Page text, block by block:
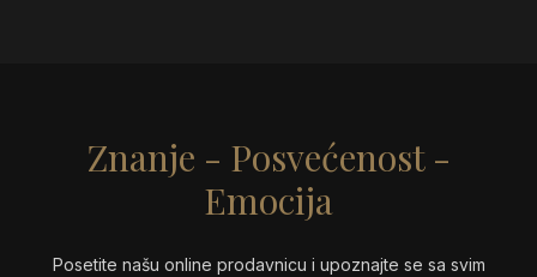
Znanje - Posvećenost -
Emocija
Posetite našu online prodavnicu i upoznajte se sa svim